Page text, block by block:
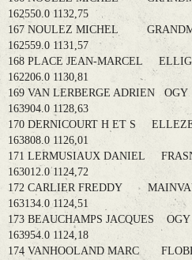
162550.0 1132,75
167 NOULEZ MICHEL
162559.0 1131,57
168 PLACE JEAN-MARCEL
162206.0 1130,81
169 VAN LERBERGE ADRIEN
163904.0 1128,63
170 DERNICOURT H ET S
163808.0 1126,01
171 LERMUSIAUX DANIEL
163012.0 1124,72
172 CARLIER FREDDY
163134.0 1124,51
173 BEAUCHAMPS JACQUES
163954.0 1124,18
174 VANHOOLAND MARC